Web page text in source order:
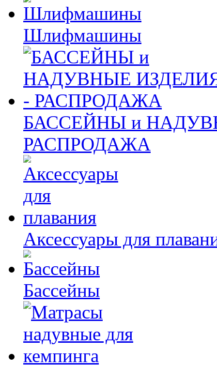
Шлифмашины
БАССЕЙНЫ и
РАСПРОДАЖА
Аксессуары для
Бассейны